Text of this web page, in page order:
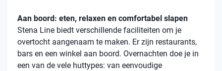
Aan boord: eten, relaxen en comfortabel slapen
Stena Line biedt verschillende faciliteiten om je
overtocht aangenaam te maken. Er zijn restaurants,
bars en een winkel aan boord. Overnachten doe je in
een van de vele huttypes: van eenvoudige